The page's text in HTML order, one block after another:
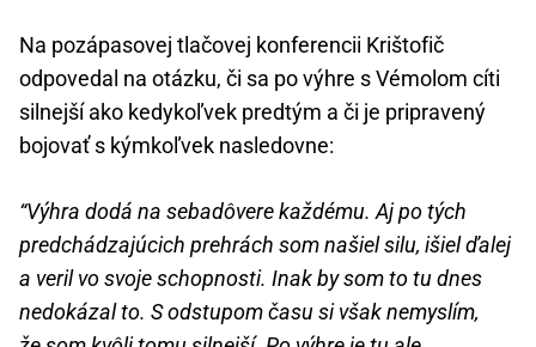
Na pozápasovej tlačovej konferencii Krištofič
odpovedal na otázku, či sa po výhre s Vémolom cíti
silnejší ako kedykoľvek predtým a či je pripravený
bojovať s kýmkoľvek nasledovne:
“Výhra dodá na sebadôvere každému. Aj po tých
predchádzajúcich prehrách som našiel silu, išiel ďalej
a veril vo svoje schopnosti. Inak by som to tu dnes
nedokázal to. S odstupom času si však nemyslím,